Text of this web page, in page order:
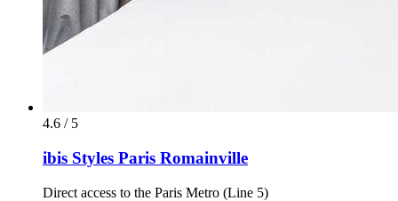
4.6 / 5
ibis Styles Paris Romainville
Direct access to the Paris Metro (Line 5)